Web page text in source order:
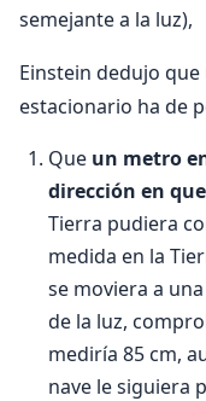
semejante a la luz),
Einstein dedujo
estacionario ha de
Que un metro
dirección en
Tierra pudiera
medida en la
se moviera a
de la luz,
mediría 85 cm,
nave le siguiera